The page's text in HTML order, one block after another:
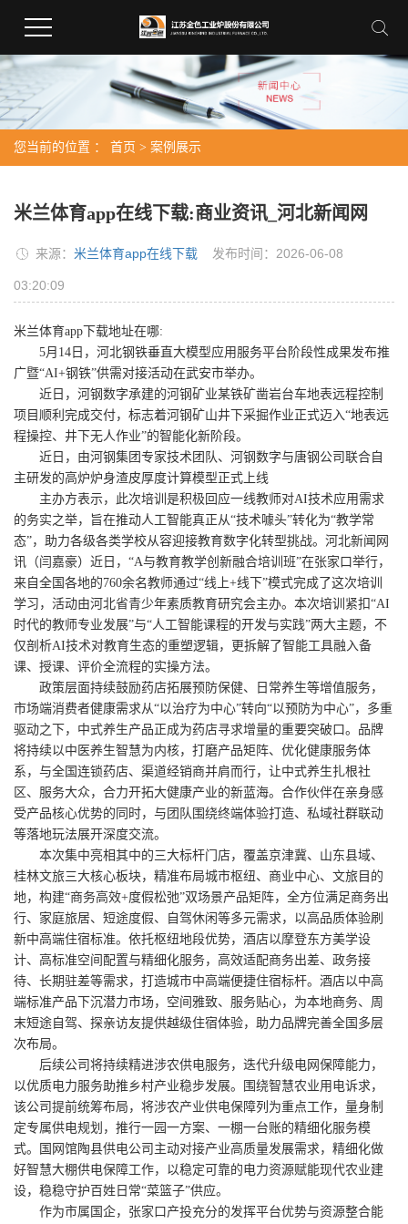
您当前的位置 ： 首页 > 案例展示
米兰体育app在线下载:商业资讯_河北新闻网
来源： 米兰体育app在线下载 发布时间：2026-06-08
03:20:09
米兰体育app下载地址在哪:
5月14日，河北钢铁垂直大模型应用服务平台阶段性成果发布推
广暨“AI+钢铁”供需对接活动在武安市举办。
近日，河钢数字承建的河钢矿业某铁矿凿岩台车地表远程控制
项目顺利完成交付，标志着河钢矿山井下采掘作业正式迈入“地表远
程操控、井下无人作业”的智能化新阶段。
近日，由河钢集团专家技术团队、河钢数字与唐钢公司联合自
主研发的高炉炉身渣皮厚度计算模型正式上线
主办方表示，此次培训是积极回应一线教师对AI技术应用需求
的务实之举，旨在推动人工智能真正从“技术噱头”转化为“教学常
态”，助力各级各类学校从容迎接教育数字化转型挑战。河北新闻网
讯（闫嘉豪）近日，“A与教育教学创新融合培训班”在张家口举行，
来自全国各地的760余名教师通过“线上+线下”模式完成了这次培训
学习，活动由河北省青少年素质教育研究会主办。本次培训紧扣“AI
时代的教师专业发展”与“人工智能课程的开发与实践”两大主题，不
仅剖析AI技术对教育生态的重塑逻辑，更拆解了智能工具融入备
课、授课、评价全流程的实操方法。
政策层面持续鼓励药店拓展预防保健、日常养生等增值服务，
市场端消费者健康需求从“以治疗为中心”转向“以预防为中心”，多重
驱动之下，中式养生产品正成为药店寻求增量的重要突破口。品牌
将持续以中医养生智慧为内核，打磨产品矩阵、优化健康服务体
系，与全国连锁药店、渠道经销商并肩而行，让中式养生扎根社
区、服务大众，合力开拓大健康产业的新蓝海。合作伙伴在亲身感
受产品核心优势的同时，与团队围绕终端体验打造、私域社群联动
等落地玩法展开深度交流。
本次集中亮相其中的三大标杆门店，覆盖京津冀、山东县域、
桂林文旅三大核心板块，精准布局城市枢纽、商业中心、文旅目的
地，构建“商务高效+度假松弛”双场景产品矩阵，全方位满足商务出
行、家庭旅居、短途度假、自驾休闲等多元需求，以高品质体验刷
新中高端住宿标准。依托枢纽地段优势，酒店以摩登东方美学设
计、高标准空间配置与精细化服务，高效适配商务出差、政务接
待、长期驻差等需求，打造城市中高端便捷住宿标杆。酒店以中高
端标准产品下沉潜力市场，空间雅致、服务贴心，为本地商务、周
末短途自驾、探亲访友提供越级住宿体验，助力品牌完善全国多层
次布局。
后续公司将持续精进涉农供电服务，迭代升级电网保障能力，
以优质电力服务助推乡村产业稳步发展。围绕智慧农业用电诉求，
该公司提前统筹布局，将涉农产业供电保障列为重点工作，量身制
定专属供电规划，推行一园一方案、一棚一台账的精细化服务模
式。国网馆陶县供电公司主动对接产业高质量发展需求，精细化做
好智慧大棚供电保障工作，以稳定可靠的电力资源赋能现代农业建
设，稳稳守护百姓日常“菜篮子”供应。
作为市属国企，张家口产投充分的发挥平台优势与资源整合能